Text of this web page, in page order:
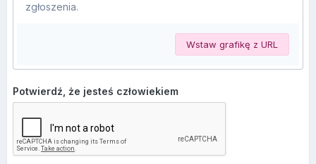
zgłoszenia.
Wstaw grafikę z URL
Potwierdź, że jesteś człowiekiem